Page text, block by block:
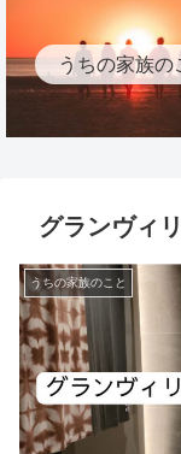
うちの家族の
グランヴィ
うちの家族のこと